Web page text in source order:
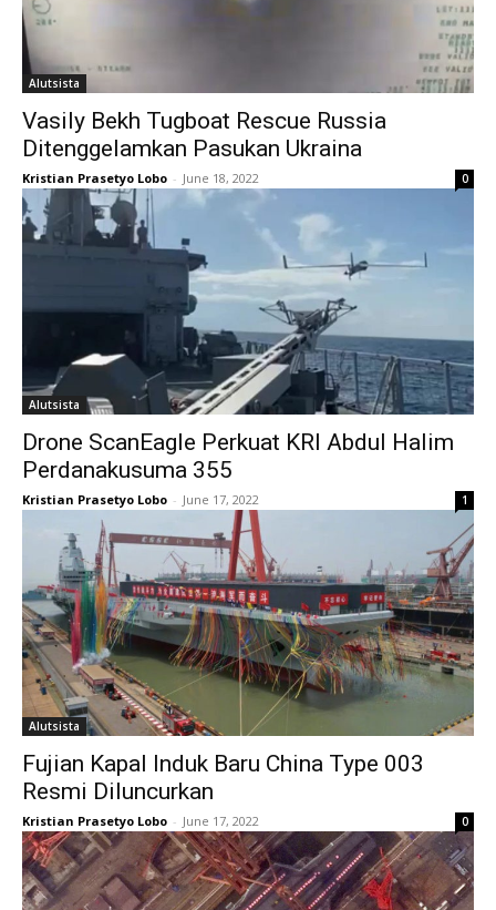
Alutsista
Vasily Bekh Tugboat Rescue Russia
Ditenggelamkan Pasukan Ukraina
Kristian Prasetyo Lobo - June 18, 2022 0
Alutsista
Drone ScanEagle Perkuat KRI Abdul Halim
Perdanakusuma 355
Kristian Prasetyo Lobo - June 17, 2022 1
Alutsista
Fujian Kapal Induk Baru China Type 003
Resmi Diluncurkan
Kristian Prasetyo Lobo - June 17, 2022 0